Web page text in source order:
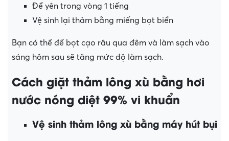
Để yên trong vòng 1 tiếng
Vệ sinh lại thảm bằng miếng bọt biển
Bạn có thể để bọt cạo râu qua đêm và làm sạch vào
sáng hôm sau sẽ tăng mức độ làm sạch.
Cách giặt thảm lông xù bằng hơi
nước nóng diệt 99% vi khuẩn
Vệ sinh thảm lông xù bằng máy hút bụi